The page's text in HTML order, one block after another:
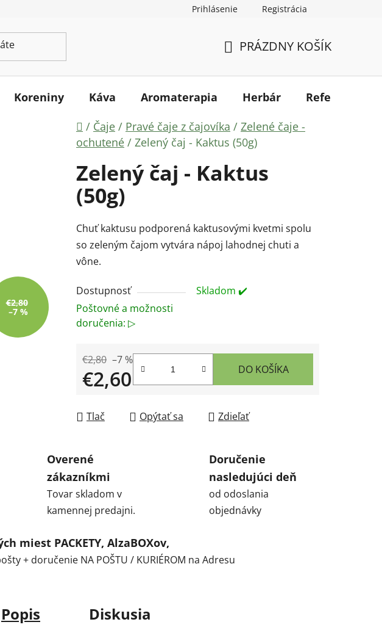
údajov Mapa serveru
Prihlásenie Registrácia
KOŠÍK
PRÁZDNY KOŠÍK
Koreniny Káva Aromaterapia Herbár
Referencie
Domov
/ Čaje / Pravé čaje z čajovíka / Zelené čaje -
ochutené / Zelený čaj - Kaktus (50g)
Zelený čaj - Kaktus
(50g)
Chuť kaktusu podporená kaktusovými kvetmi spolu
so zeleným čajom vytvára nápoj lahodnej chuti a
vône.
Dostupnosť
Skladom ✔️
Poštovné a možnosti
doručenia: ▷
€2,80 –7 %
€2,60 DO KOŠÍKA
Tlač Opýtať sa Zdieľať
€2,80
–7 %
Overené
zákazníkmi
Tovar skladom v
kamennej predajni.
Doručenie
nasledujúci deň
od odoslania
objednávky
miest PACKETY, AlzaBOXov,
+ doručenie NA POŠTU / KURIÉROM na Adresu
Popis Diskusia